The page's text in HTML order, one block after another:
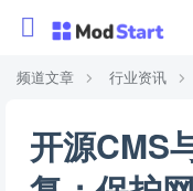
频道文章 行业资讯
开源CMS